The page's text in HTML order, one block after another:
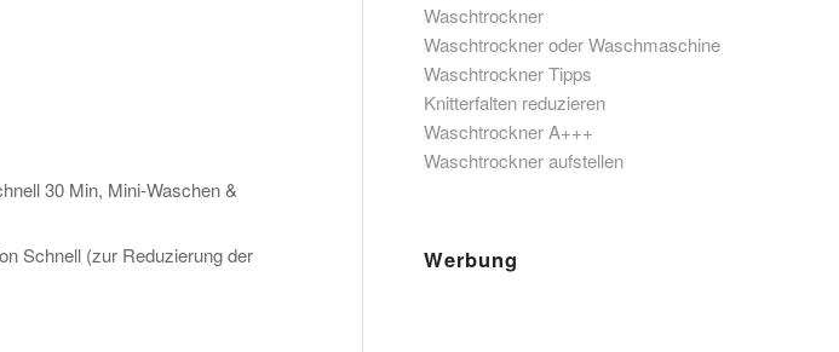
30 Min, Mini-Waschen &
Schnell (zur Reduzierung der
Waschtrockner
Waschtrockner oder Waschmaschine
Waschtrockner Tipps
Knitterfalten reduzieren
Waschtrockner A+++
Waschtrockner aufstellen
Werbung